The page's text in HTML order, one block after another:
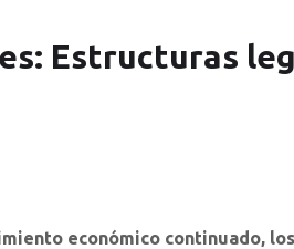
Estructuras
económico continuado,